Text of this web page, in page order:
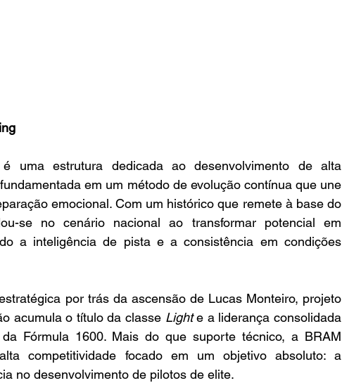
é uma estrutura dedicada ao desenvolvimento de alta
em um método de evolução contínua que une
emocional. Com um histórico que remete à base do
se no cenário nacional ao transformar potencial em
a inteligência de pista e a consistência em condições
por trás da ascensão de Lucas Monteiro, projeto
acumula o título da classe Light e a liderança consolidada
Fórmula 1600. Mais do que suporte técnico, a BRAM
competitividade focado em um objetivo absoluto: a
no desenvolvimento de pilotos de elite.